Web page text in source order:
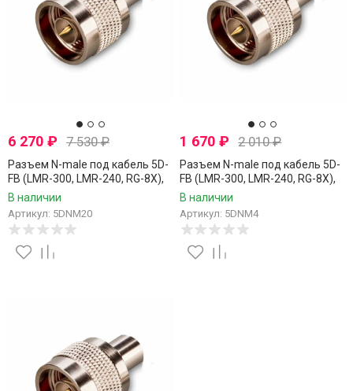
6 270 ₽ 7 530₽
Разъем N-male под кабель 5D-
FB (LMR-300, LMR-240, RG-8X),
обжимной под пайку, 20 шт.
В наличии
Артикул: 5DNM20
1 670₽ 2 010₽
Разъем N-male под кабель 5D-
FB (LMR-300, LMR-240, RG-8X),
обжимной под пайку, 4 шт.
В наличии
Артикул: 5DNM4